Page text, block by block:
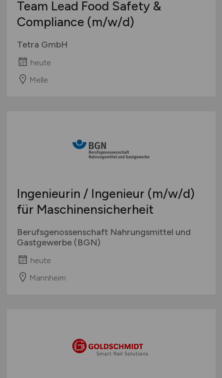
Team Lead Food Safety &
Compliance (m/w/d)
Tetra GmbH
heute
Melle
Ingenieurin / Ingenieur (m/w/d)
für Maschinensicherheit
Berufsgenossenschaft Nahrungsmittel und
Gastgewerbe (BGN)
heute
Mannheim